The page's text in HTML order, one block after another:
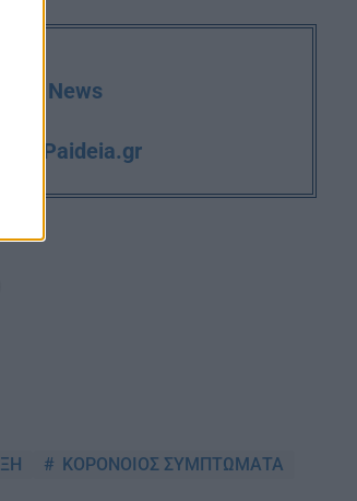
News
iPaideia.gr
ΚΟΡΟΝΟΙΟΣ ΣΥΜΠΤΩΜΑΤΑ